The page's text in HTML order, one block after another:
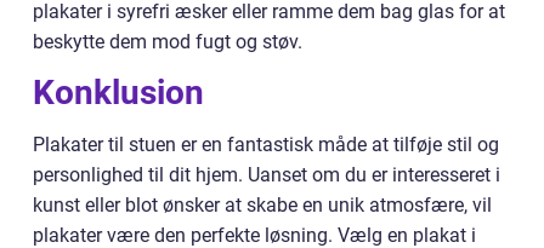
plakater i syrefri æsker eller ramme dem bag glas for at
beskytte dem mod fugt og støv.
Konklusion
Plakater til stuen er en fantastisk måde at tilføje stil og
personlighed til dit hjem. Uanset om du er interesseret i
kunst eller blot ønsker at skabe en unik atmosfære, vil
plakater være den perfekte løsning. Vælg en plakat i